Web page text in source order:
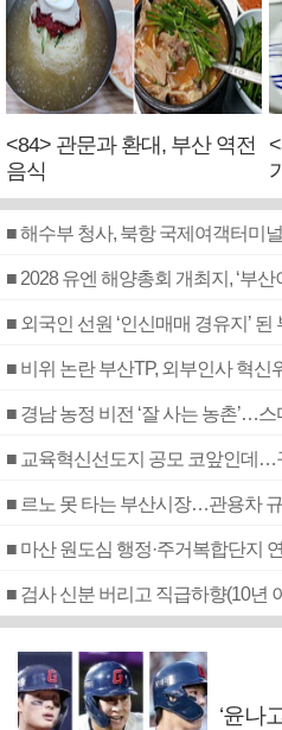
<84> 관문과 환대, 부산 역전
음식
■ 해수부 청사, 북항 국제여객터미
■ 2028 유엔 해양총회 개최지, ‘부산
■ 외국인 선원 ‘인신매매 경유지’
■ 비위 논란 부산TP, 외부인사 혁신
■ 경남 농정 비전 ‘잘 사는 농촌’…
■ 교육혁신선도지 공모 코앞인데…
■ 르노 못 타는 부산시장…관용차
■ 마산 원도심 행정·주거복합단지
‘윤나